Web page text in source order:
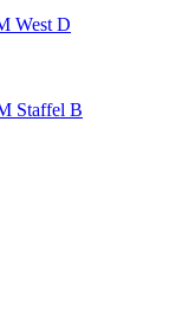
West D
Staffel B